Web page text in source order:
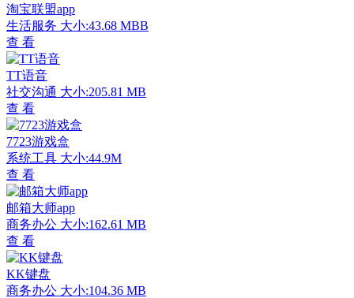
淘宝联盟app
生活服务 大小:43.68 MBB
查 看
TT语音
社交沟通 大小:205.81 MB
查 看
7723游戏盒
系统工具 大小:44.9M
查 看
邮箱大师app
商务办公 大小:162.61 MB
查 看
KK键盘
商务办公 大小:104.36 MB